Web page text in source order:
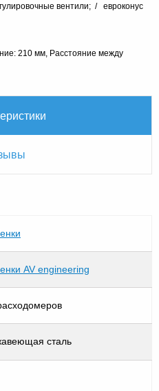
вентили; / евроконус
210 мм, Расстояние между
AV engineering
сталь